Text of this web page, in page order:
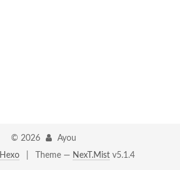
© 2026
Ayou
Hexo Theme — NexT.Mistv5.1.4